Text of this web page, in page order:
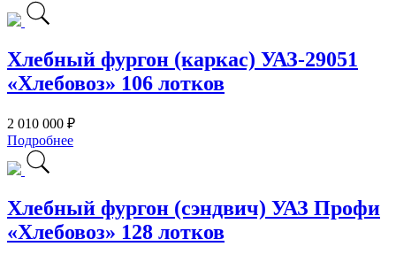
Хлебный фургон (каркас) УАЗ-29051
«Хлебовоз» 106 лотков
2 010 000 ₽
Подробнее
Хлебный фургон (сэндвич) УАЗ Профи
«Хлебовоз» 128 лотков